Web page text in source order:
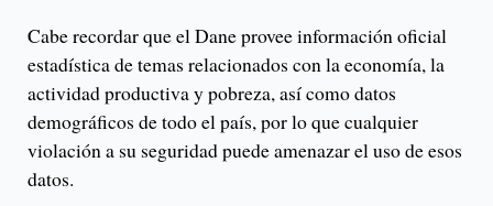
Cabe recordar que el Dane provee información oficial
estadística de temas relacionados con la economía, la
actividad productiva y pobreza, así como datos
demográficos de todo el país, por lo que cualquier
violación a su seguridad puede amenazar el uso de esos
datos.